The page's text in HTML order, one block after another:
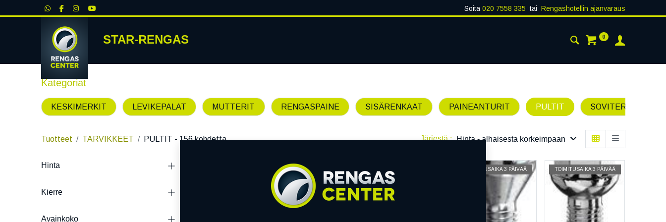
Soita 020 7558 335 tai Rengashotellin ajanvaraus
STAR-RENGAS 0
Kategoriat
KESKIMERKIT LEVIKEPALAT MUTTERIT RENGASPAINE SISÄRENKAAT PAINEANTURIT PULTIT SOVITERENKAAT
Tuotteet TARVIKKEET PULTIT - 156 kohdetta Järjestä : Hinta - alhaisesta korkeimpaan
Hinta
Kierre
Avainkoko
TOIMITUSAIKA 3 PÄIVÄÄ TOIMITUSAIKA 3 PÄIVÄÄ TOIMITUSAIKA 3 PÄIVÄÄ